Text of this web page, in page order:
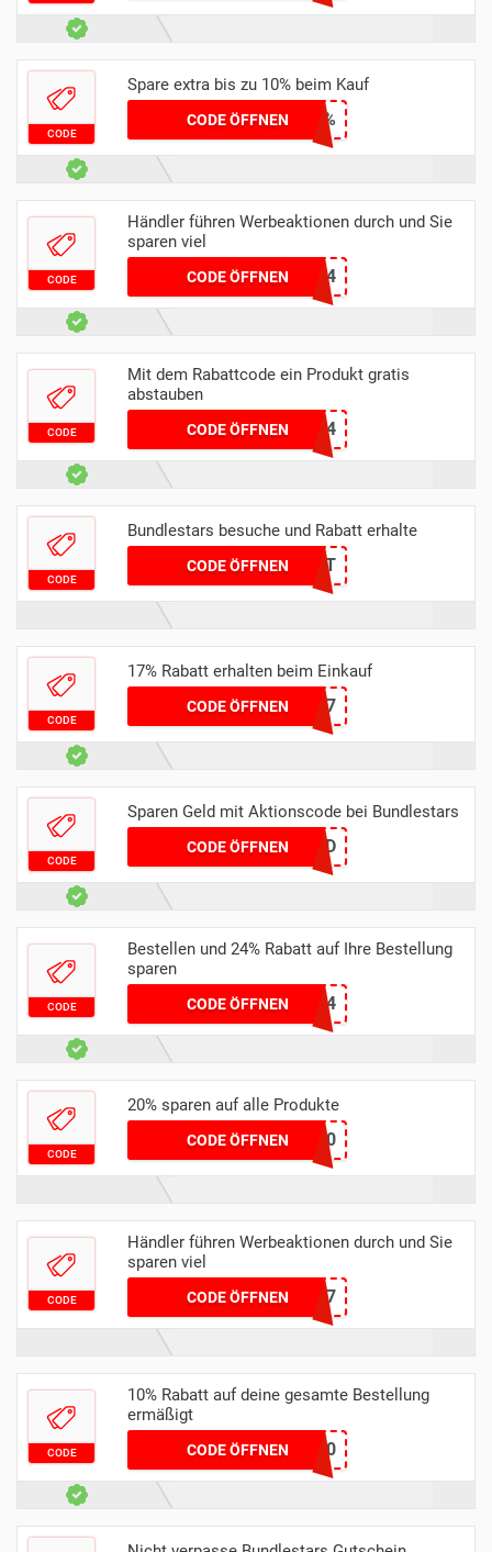
CODE
Spare extra bis zu 10% beim Kauf
CODE ÖFFNENOMEN10%
CODE
Händler führen Werbeaktionen durch und Sie
sparen viel
CODE ÖFFNEN
SIMAGGIO24
CODE
Mit dem Rabattcode ein Produkt gratis
abstauben
CODE ÖFFNEN FM24
CODE
Bundlestars besuche und Rabatt erhalte
CODE ÖFFNEN
TACTICALLYMATT
CODE
17% Rabatt erhalten beim Einkauf
CODE ÖFFNENfanatical17
CODE
Sparen Geld mit Aktionscode bei Bundlestars
CODE ÖFFNENZEALAND
CODE
Bestellen und 24% Rabatt auf Ihre Bestellung
sparen
CODE ÖFFNENCHESFM24
CODE
20% sparen auf alle Produkte
CODE ÖFFNENPARTY20
CODE
Händler führen Werbeaktionen durch und Sie
sparen viel
CODE ÖFFNEN
RETURNAL17
CODE
10% Rabatt auf deine gesamte Bestellung
ermäßigt
CODE ÖFFNENOMEN10